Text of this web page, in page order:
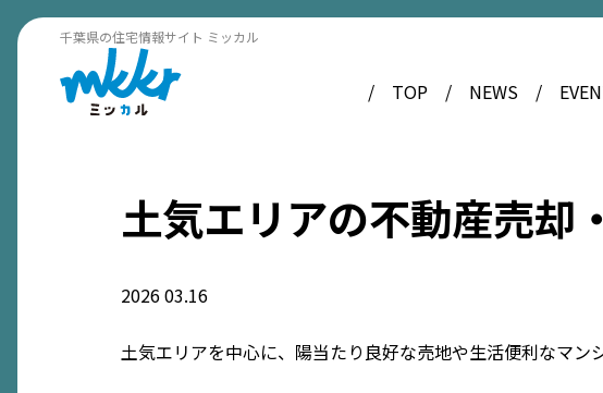
千葉県の住宅情報サイト ミッカル
TOP NEWS
土気エリアの不動産売却
202603.16
土気エリアを中心に、陽当たり良好な売地や生活便利なマ